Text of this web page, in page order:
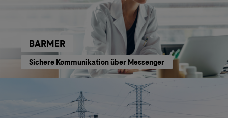
BARMER
Sichere Kommunikation über Messenger